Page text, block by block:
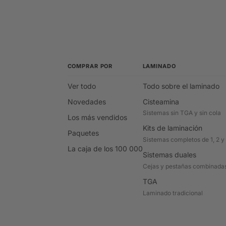
COMPRAR POR
Ver todo
Novedades
Los más vendidos
Paquetes
La caja de los 100 000
LAMINADO
Todo sobre el laminado
Cisteamina
Sistemas sin TGA y sin cola
Kits de laminación
Sistemas completos de 1, 2 y
Sistemas duales
Cejas y pestañas
TGA
Laminado tradicional